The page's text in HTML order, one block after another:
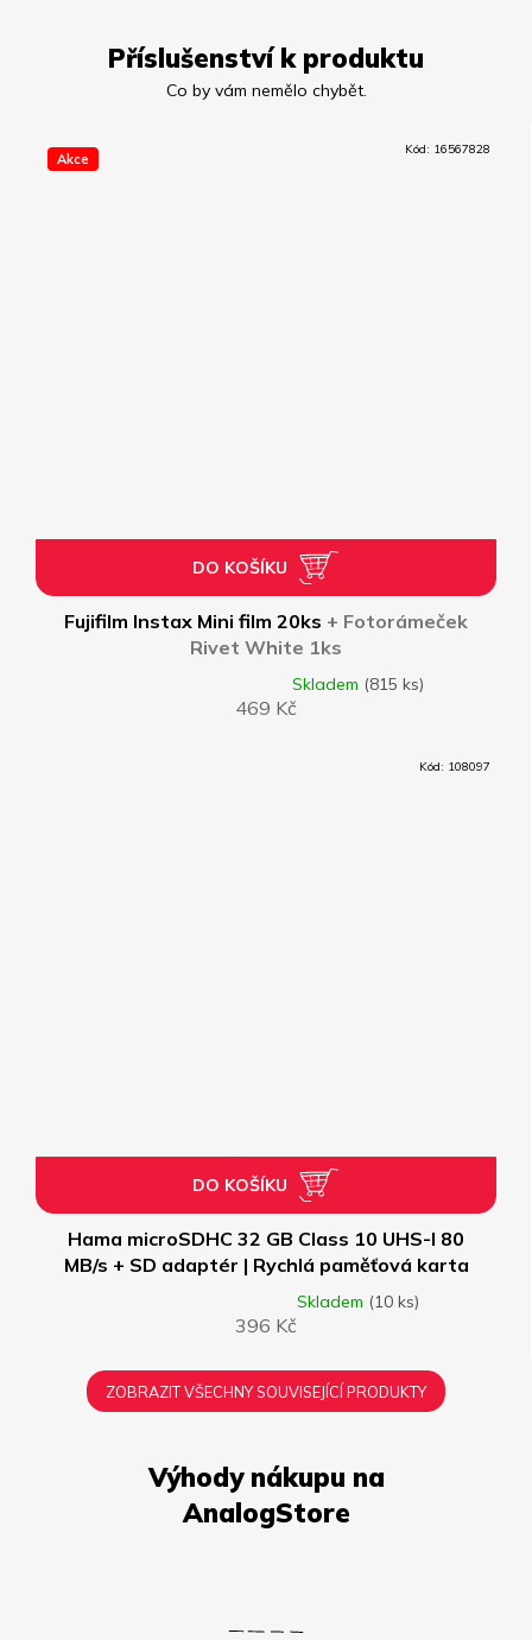
Příslušenství k produktu
Akce
Fujifilm Instax Mini film 20ks + Fotorámeček
Rivet White 1ks
Skladem (815 ks)
469 Kč
DO KOŠÍKU
Kód: 16567828
Hama microSDHC 32 GB Class 10 UHS-I 80
MB/s + SD adaptér | Rychlá paměťová karta
Skladem (10 ks)
396 Kč
DO KOŠÍKU
Kód: 108097
ZOBRAZIT VŠECHNY SOUVISEJÍCÍ PRODUKTY